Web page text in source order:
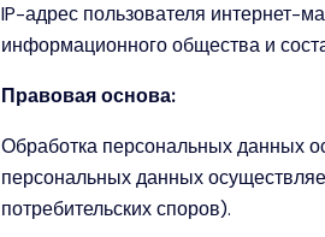
IP-адрес пользователя интернет-
информационного общества и
Правовая основа:
Обработка персональных данных
персональных данных
потребительских споров).